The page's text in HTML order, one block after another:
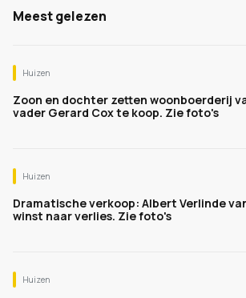
Meest gelezen
Huizen
Zoon en dochter zetten woonboerderij
vader Gerard Cox te koop. Zie foto's
Huizen
Dramatische verkoop: Albert Verlinde
winst naar verlies. Zie foto's
Huizen